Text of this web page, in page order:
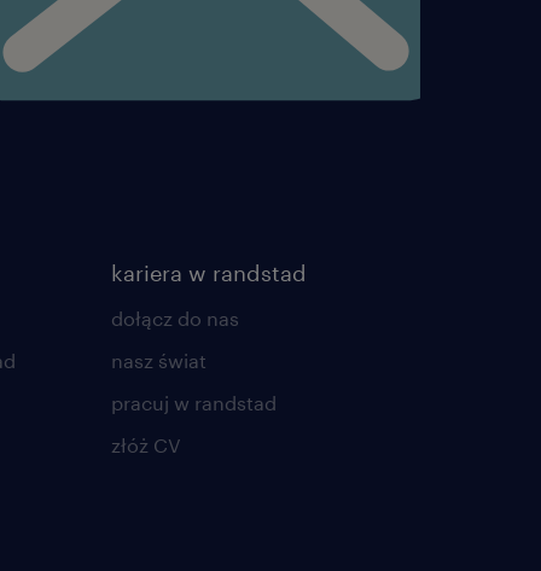
powyżej 18 roku
kariera w randstad
dołącz do nas
nasz świat
pracuj w randstad
złóż CV